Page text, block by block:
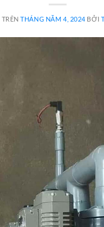
THÁNG NĂM 4, 2024 BỞI